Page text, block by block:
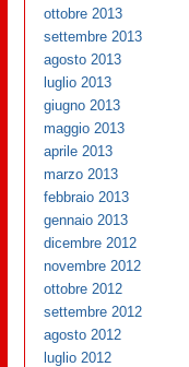
ottobre 2013
settembre 2013
agosto 2013
luglio 2013
giugno 2013
maggio 2013
aprile 2013
marzo 2013
febbraio 2013
gennaio 2013
dicembre 2012
novembre 2012
ottobre 2012
settembre 2012
agosto 2012
luglio 2012